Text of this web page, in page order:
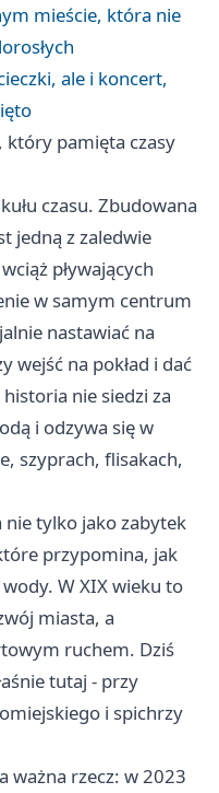
mieście, która nie
ale i koncert,
który pamięta czasy
czasu. Zbudowana
jedną z zaledwie
pływających
w samym centrum
nastawiać na
wejść na pokład i dać
nie siedzi za
i odzywa się w
szyprach, flisakach,
nie tylko jako zabytek
przypomina, jak
W XIX wieku to
miasta, a
ruchem. Dziś
tutaj - przy
i spichrzy
ważna rzecz: w 2023